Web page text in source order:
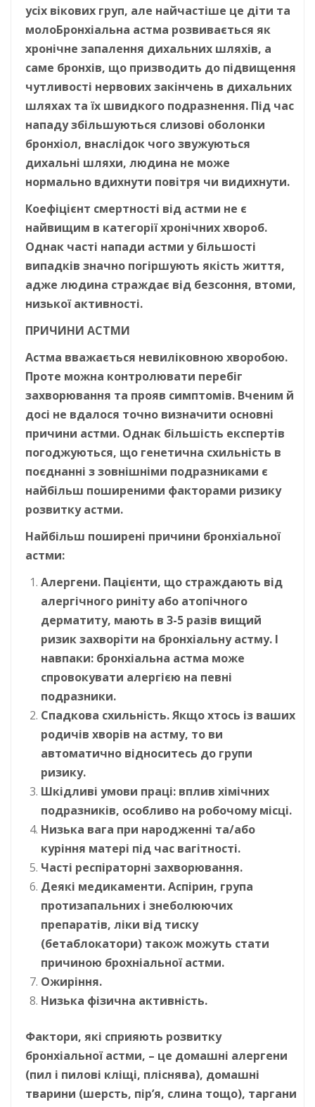
усіх вікових груп, але найчастіше це діти та
молоБронхіальна астма розвивається як
хронічне запалення дихальних шляхів, а
саме бронхів, що призводить до підвищення
чутливості нервових закінчень в дихальних
шляхах та їх швидкого подразнення. Під час
нападу збільшуються слизові оболонки
бронхіол, внаслідок чого звужуються
дихальні шляхи, людина не може
нормально вдихнути повітря чи видихнути.
Коефіцієнт смертності від астми не є
найвищим в категорії хронічних хвороб.
Однак часті напади астми у більшості
випадків значно погіршують якість життя,
адже людина страждає від безсоння, втоми,
низької активності.
ПРИЧИНИ АСТМИ
Астма вважається невиліковною хворобою.
Проте можна контролювати перебіг
захворювання та прояв симптомів. Вченим й
досі не вдалося точно визначити основні
причини астми. Однак більшість експертів
погоджуються, що генетична схильність в
поєднанні з зовнішніми подразниками є
найбільш поширеними факторами ризику
розвитку астми.
Найбільш поширені причини бронхіальної
астми:
Алергени. Пацієнти, що страждають від
алергічного риніту або атопічного
дерматиту, мають в 3-5 разів вищий
ризик захворіти на бронхіальну астму. І
навпаки: бронхіальна астма може
спровокувати алергією на певні
подразники.
Спадкова схильність. Якщо хтось із ваших
родичів хворів на астму, то ви
автоматично відноситесь до групи
ризику.
Шкідливі умови праці: вплив хімічних
подразників, особливо на робочому місці.
Низька вага при народженні та/або
куріння матері під час вагітності.
Часті респіраторні захворювання.
Деякі медикаменти. Аспірин, група
протизапальних і знеболюючих
препаратів, ліки від тиску
(бетаблокатори) також можуть стати
причиною брохніальної астми.
Ожиріння.
Низька фізична активність.
Фактори, які сприяють розвитку
бронхіальної астми, – це домашні алергени
(пил і пилові кліщі, пліснява), домашні
тварини (шерсть, пір’я, слина тощо), таргани